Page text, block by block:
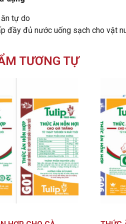
tự do
đầy đủ nước uống sạch cho vật
TƯƠNG TỰ